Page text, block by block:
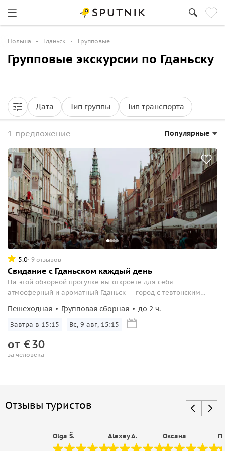
Польша Гданьск Групповые
Групповые экскурсии по Гданьску
Дата Тип группы Тип транспорта
1 предложение Популярные
5.0 9 отзывов
Свидание с Гданьском каждый день
На этой обзорной прогулке вы откроете для себя
атмосферный и ароматный Гданьск — город с тевтонским
Пешеходная Групповая сборная до 2 ч.
Завтра в 15:15 Вс, 9 авг, 15:15
от €30
за человека
Отзывы туристов
Olga Š. Alexey A. Оксана